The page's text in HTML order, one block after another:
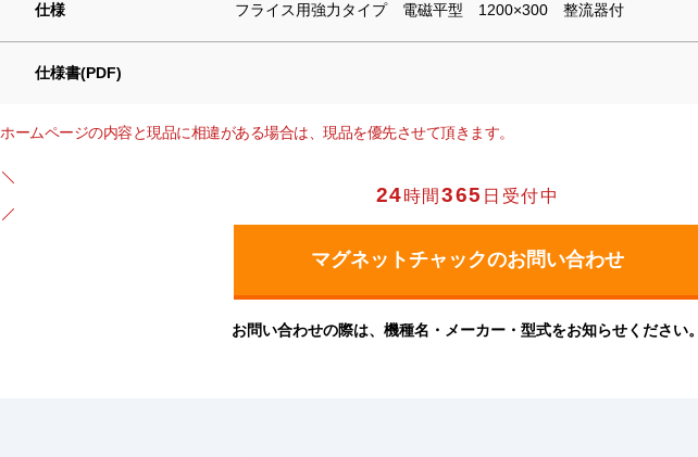
仕様 フライス用強力タイプ 電磁平型 1200×300 整流器付
仕様書(PDF)
ホームページの内容と現品に相違がある場合は、現品を優先させて頂きます。
24時間365 日受付中
お問い合わせの際は、機種名・メーカー・型式をお知らせください。